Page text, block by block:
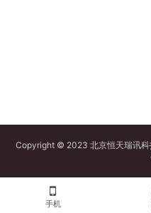
Copyright © 2023 北京恒天瑞讯科
手机